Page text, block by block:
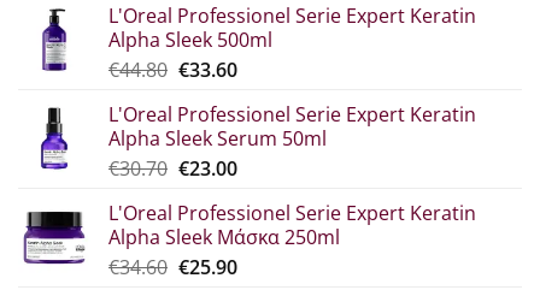
L'Oreal Professionel Serie Expert Keratin
Alpha Sleek 500ml
€44.80 Original
was:
€44.80.
€33.60Η
τιμή
είναι:
€33.60.
L'Oreal Professionel Serie Expert Keratin
Alpha Sleek Serum 50ml
€30.70 Original
was:
€30.70.
€23.00Η
τιμή
είναι:
€23.00.
L'Oreal Professionel Serie Expert Keratin
Alpha Sleek Μάσκα 250ml
€34.60 Original
€25.90Η